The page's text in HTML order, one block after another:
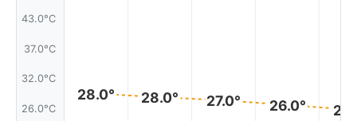
43.0°C
37.0°C
32.0°C
26.0°C
28.0° 28.0° 27.0° 26.0°